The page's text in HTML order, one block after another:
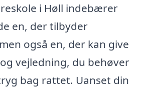
i Høll indebærer
en, der tilbyder
også en, der kan give
vejledning, du behøver
bag rattet. Uanset din